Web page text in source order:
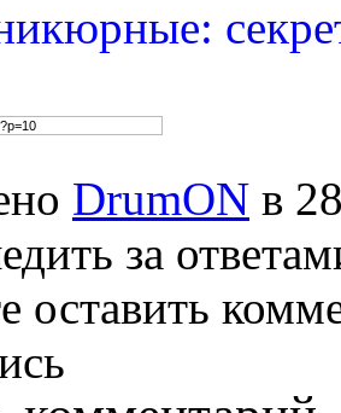
DrumON в
за
оставить